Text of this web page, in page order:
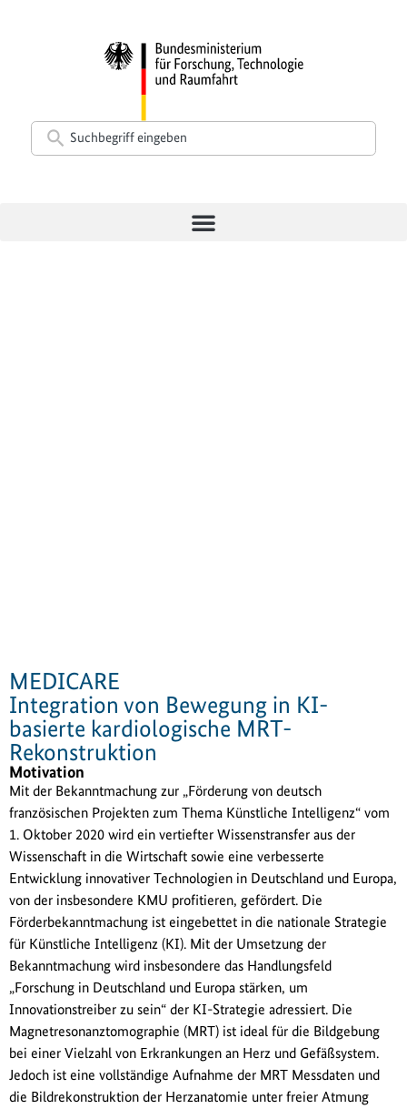
MEDICARE
Integration von Bewegung in KI-
basierte kardiologische MRT-
Rekonstruktion
Motivation
Mit der Bekanntmachung zur „Förderung von deutsch
französischen Projekten zum Thema Künstliche Intelligenz“ vom
1. Oktober 2020 wird ein vertiefter Wissenstransfer aus der
Wissenschaft in die Wirtschaft sowie eine verbesserte
Entwicklung innovativer Technologien in Deutschland und Europa,
von der insbesondere KMU profitieren, gefördert. Die
Förderbekanntmachung ist eingebettet in die nationale Strategie
für Künstliche Intelligenz (KI). Mit der Umsetzung der
Bekanntmachung wird insbesondere das Handlungsfeld
„Forschung in Deutschland und Europa stärken, um
Innovationstreiber zu sein“ der KI-Strategie adressiert. Die
Magnetresonanztomographie (MRT) ist ideal für die Bildgebung
bei einer Vielzahl von Erkrankungen an Herz und Gefäßsystem.
Jedoch ist eine vollständige Aufnahme der MRT Messdaten und
die Bildrekonstruktion der Herzanatomie unter freier Atmung